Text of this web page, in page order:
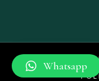
Whatsapp